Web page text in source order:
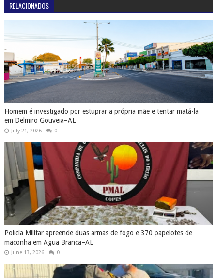
RELACIONADOS
Homem é investigado por estuprar a própria mãe e tentar matá-la
em Delmiro Gouveia–AL
July 21, 2026 0
Polícia Militar apreende duas armas de fogo e 370 papelotes de
maconha em Água Branca–AL
June 13, 2026 0